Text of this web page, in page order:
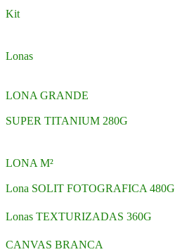
Kit
Lonas
LONA GRANDE
SUPER TITANIUM 280G
LONA M²
Lona SOLIT FOTOGRAFICA 480G
Lonas TEXTURIZADAS 360G
CANVAS BRANCA